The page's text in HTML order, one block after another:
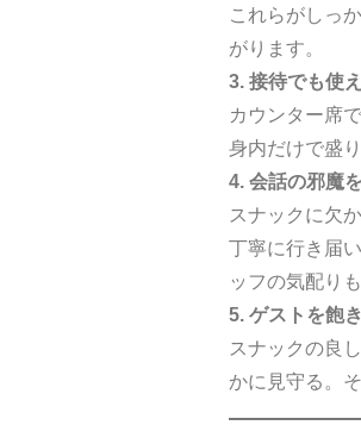
これらがしっ
がります。
3. 接待でも使
カウンター席
身内だけで盛
4. 会話の邪魔
スナックに欠
丁寧に行き届
ッフの気配り
5. ゲストを飽
スナックの良
かに見守る。